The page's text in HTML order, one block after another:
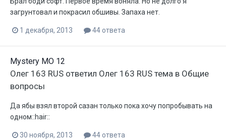
загрунтовал и покрасил обшивы. Запаха нет.
1 декабря, 2013 44 ответа
Mystery MO 12
Олег 163 RUS ответил Олег 163 RUS тема в Общие
вопросы
Да ябы взял второй сазан только пока хочу попробывать на
одном::hair::
30 ноября, 2013 44 ответа